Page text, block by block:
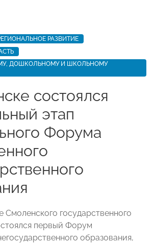
РАЗВИТИЕ
ДОШКОЛЬНОМУ И ШКОЛЬНОМУ
состоялся
этап
Форума
Смоленского государственного
первый Форум
образования,